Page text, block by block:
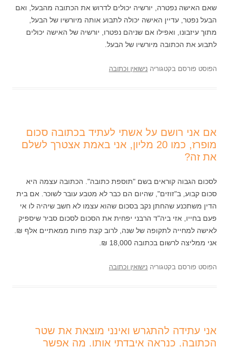
שאם האישה נפטרה, יורשיה יכולים לדרוש את הכתובה מהבעל, ואם
הבעל נפטר, עדיין האישה יכולה לתבוע אותה מיורשיו של הבעל,
מתוך עיזבונו, ואפילו אם שניהם נפטרו, יורשיה של האישה יכולים
לתבוע את הכתובה מיורשיו של הבעל.
הפוסט פורסם בקטגוריה נישואין וכתובה
אם אני רושם על אשתי לעתיד בכתובה סכום
מופרז, כמו 20 מליון, אני באמת אצטרך לשלם
את זה?
לסכום הגבוה קוראים בשם "תוספת כתובה". הכתובה עצמה היא
סכום קבוע, ב"זוזים", שהיום הם כבר לא מטבע עובר לשוכר. אם בית
הדין משתכנע שהחתן נקב בסכום שהוא עצמו לא חשב שיהיה לו אי
פעם בחייו, אזי ביה"ד הרבני יפחית את הסכום לסכום סביר שיספיק
לאישה למחייה לתקופה של שנה, לרוב קצת פחות ממאתיים אלף ₪.
אני ממליצה לרשום בכתובה 18,000 ₪.
הפוסט פורסם בקטגוריה נישואין וכתובה
אני עתידה להתגרש ואינני מוצאת את שטר
הכתובה. כנראה איבדתי אותו. מה אפשר